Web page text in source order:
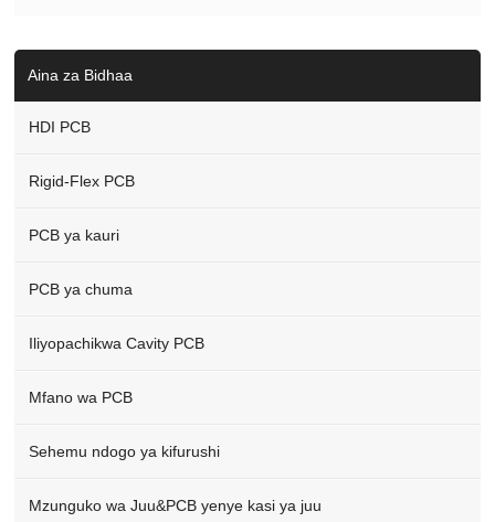
Aina za Bidhaa
HDI PCB
Rigid-Flex PCB
PCB ya kauri
PCB ya chuma
Iliyopachikwa Cavity PCB
Mfano wa PCB
Sehemu ndogo ya kifurushi
Mzunguko wa Juu&PCB yenye kasi ya juu